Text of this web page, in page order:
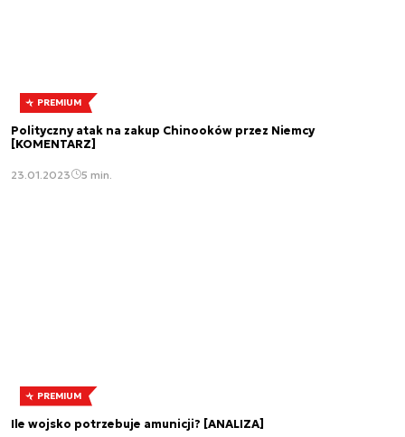
PREMIUM
Polityczny atak na zakup Chinooków przez Niemcy
[KOMENTARZ]
23.01.2023 5 min.
PREMIUM
Ile wojsko potrzebuje amunicji? [ANALIZA]